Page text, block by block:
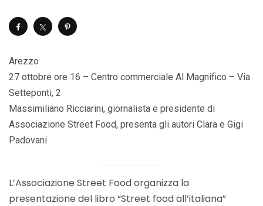
Arezzo
27 ottobre ore 16 – Centro commerciale Al Magnifico – Via
Setteponti, 2
Massimiliano Ricciarini, giornalista e presidente di
Associazione Street Food, presenta gli autori Clara e Gigi
Padovani
L’Associazione Street Food organizza la
presentazione del libro “Street food all’italiana”